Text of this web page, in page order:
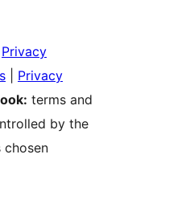
Privacy
Privacy
terms and
by the
chosen